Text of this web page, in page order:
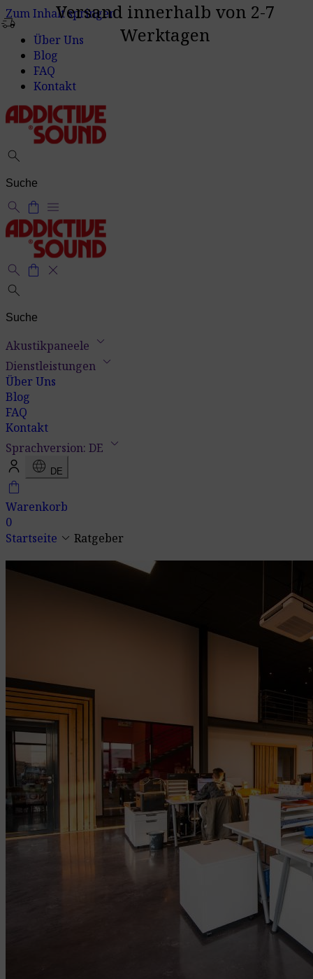
Zum Inhalt springen
delivery_truck_speed
Versand innerhalb von 2-7
Werktagen
Über Uns
Blog
FAQ
Kontakt
search
search shopping_bag menu
search shopping_bag close
search
Akustikpaneele keyboard_arrow_down
Dienstleistungen keyboard_arrow_down
Über Uns
Blog
FAQ
Kontakt
Sprachversion: DE keyboard_arrow_down
language DE
shopping_bag
Warenkorb
0
Startseite keyboard_arrow_down Ratgeber